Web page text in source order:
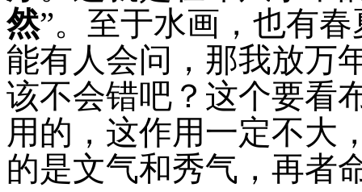
然”。至于水画，也有
能有人会问，那我放万
该不会错吧？这个要看
用的，这作用一定不大
的是文气和秀气，再者